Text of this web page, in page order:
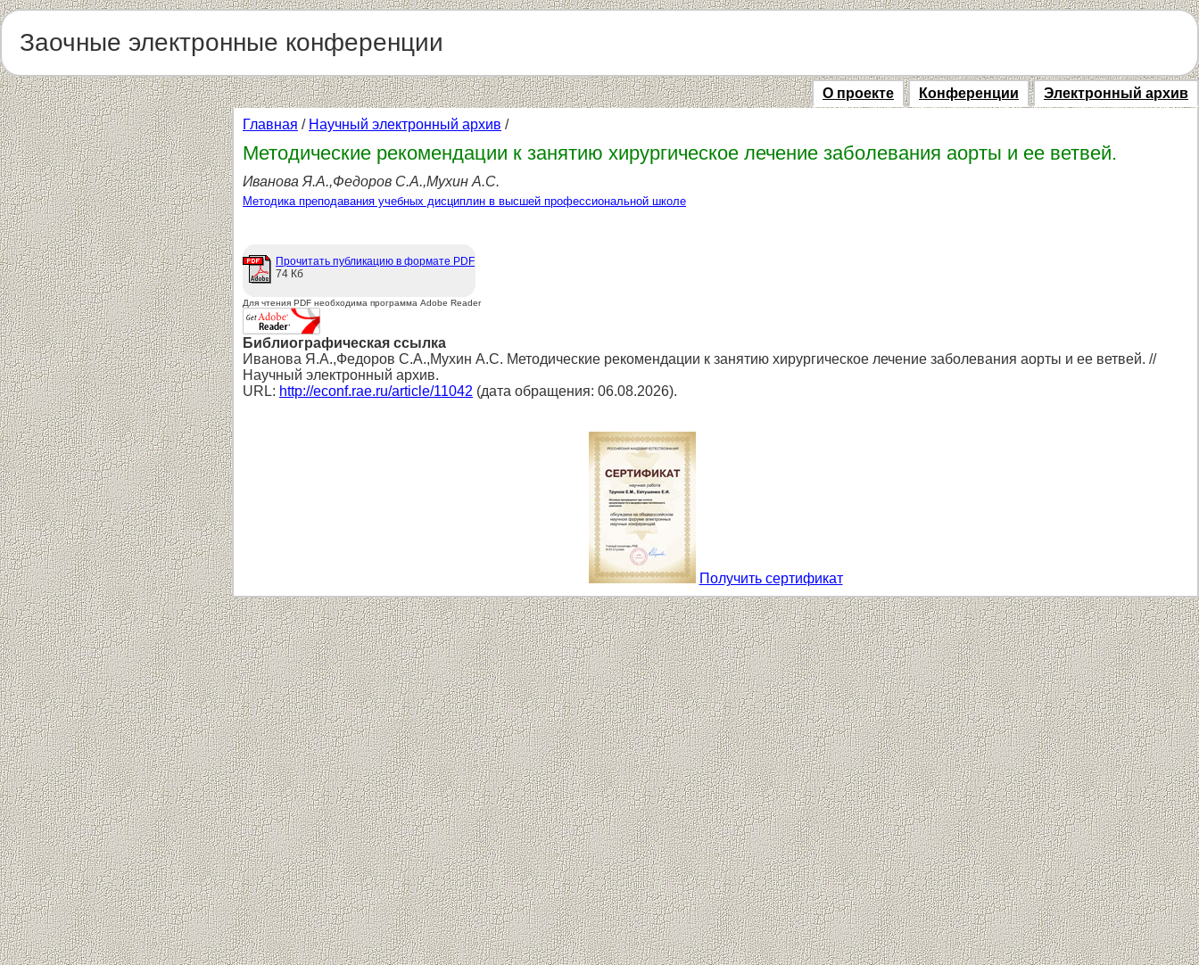
Заочные электронные конференции
О проекте Конференции Электронный архив
Главная / Научный электронный архив /
Методические рекомендации к занятию хирургическое лечение заболевания аорты и ее ветвей.
Иванова Я.А.,Федоров С.А.,Мухин А.С.
Методика преподавания учебных дисциплин в высшей профессиональной школе
Прочитать публикацию в формате PDF
74 Кб
Для чтения PDF необходима программа Adobe Reader
Библиографическая ссылка
Иванова Я.А.,Федоров С.А.,Мухин А.С. Методические рекомендации к занятию хирургическое лечение заболевания аорты и ее ветвей. //
Научный электронный архив.
URL: http://econf.rae.ru/article/11042 (дата обращения: 06.08.2026).
Получить сертификат